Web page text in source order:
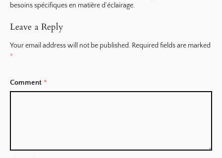
besoins spécifiques en matière d’éclairage.
Leave a Reply
Your email address will not be published. Required fields are marked
*
Comment *